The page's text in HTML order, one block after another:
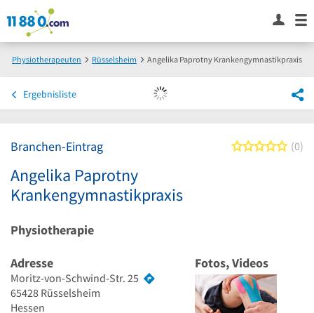
Physiotherapeuten Rüsselsheim Angelika Paprotny Krankengymnastikpraxis
Ergebnisliste
Branchen-Eintrag 00
Angelika Paprotny
Krankengymnastikpraxis
Physiotherapie
Adresse
Moritz-von-Schwind-Str. 25
65428 Rüsselsheim
Hessen
Fotos, Videos